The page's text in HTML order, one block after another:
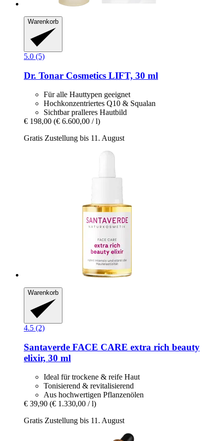
Warenkorb
5.0 (5)
Dr. Tonar Cosmetics LIFT, 30 ml
Für alle Hauttypen geeignet
Hochkonzentriertes Q10 & Squalan
Sichtbar pralleres Hautbild
€ 198,00 (€ 6.600,00 / l)
Gratis Zustellung bis 11. August
Warenkorb
4.5 (2)
Santaverde FACE CARE extra rich beauty
elixir, 30 ml
Ideal für trockene & reife Haut
Tonisierend & revitalisierend
Aus hochwertigen Pflanzenölen
€ 39,90 (€ 1.330,00 / l)
Gratis Zustellung bis 11. August